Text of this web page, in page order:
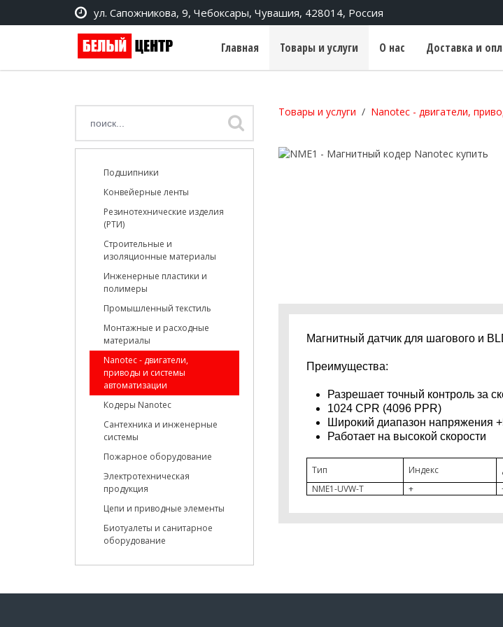
ул. Сапожникова, 9, Чебоксары, Чувашия, 428014, Россия
Главная Товары и услуги О нас Доставка и
Подшипники
Конвейерные ленты
Резинотехнические изделия
(РТИ)
Строительные и
изоляционные материалы
Инженерные пластики и
полимеры
Промышленный текстиль
Монтажные и расходные
материалы
Nanotec - двигатели,
приводы и системы
автоматизации
Кодеры Nanotec
Сантехника и инженерные
системы
Пожарное оборудование
Электротехническая
продукция
Цепи и приводные элементы
Биотуалеты и санитарное
оборудование
Товары и услуги Nanotec - двигатели,
Магнитный датчик для шагового и
Преимущества:
Разрешает точный контроль за
1024 CPR (4096 PPR)
Широкий диапазон напряжения
Работает на высокой скорости
Тип Индекс
NME1-UVW-T
+